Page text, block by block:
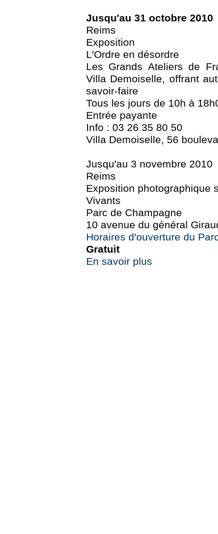
Jusqu'au 31 octobre 2010
Reims
Exposition
L'Ordre en désordre
Les Grands Ateliers de
Villa Demoiselle, offrant
savoir-faire
Tous les jours de 10h à
Entrée payante
Info : 03 26 35 80 50
Villa Demoiselle, 56
Jusqu'au 3 novembre 2010
Reims
Exposition photographique
Vivants
Parc de Champagne
10 avenue du général
Horaires d'ouverture du
Gratuit
En savoir plus